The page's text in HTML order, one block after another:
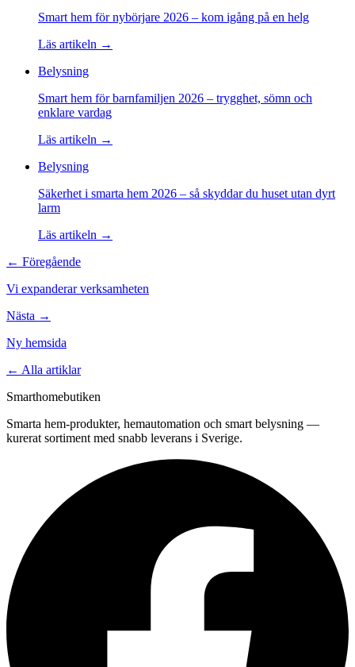
Smart hem för nybörjare 2026 – kom igång på en helg
Läs artikeln →
Belysning
Smart hem för barnfamiljen 2026 – trygghet, sömn och
enklare vardag
Läs artikeln →
Belysning
Säkerhet i smarta hem 2026 – så skyddar du huset utan dyrt
larm
Läs artikeln →
← Föregående
Vi expanderar verksamheten
Nästa →
Ny hemsida
← Alla artiklar
Smarthomebutiken
Smarta hem-produkter, hemautomation och smart belysning —
kurerat sortiment med snabb leverans i Sverige.